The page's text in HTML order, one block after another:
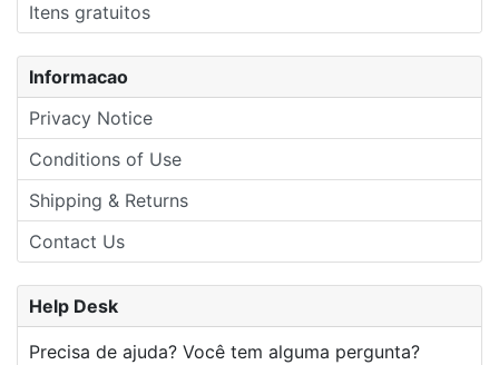
Itens gratuitos
Informacao
Privacy Notice
Conditions of Use
Shipping & Returns
Contact Us
Help Desk
Precisa de ajuda? Você tem alguma pergunta?